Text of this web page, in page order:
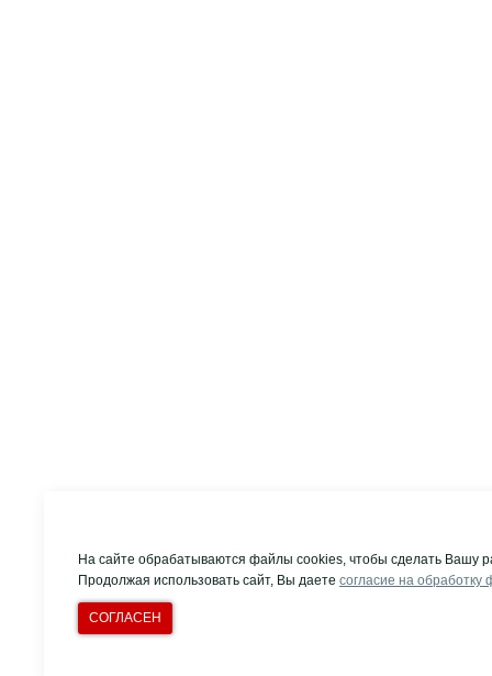
На сайте обрабатываются файлы cookies, чтобы сделать Вашу
Продолжая использовать сайт, Вы даете согласие на обработку
СОГЛАСЕН